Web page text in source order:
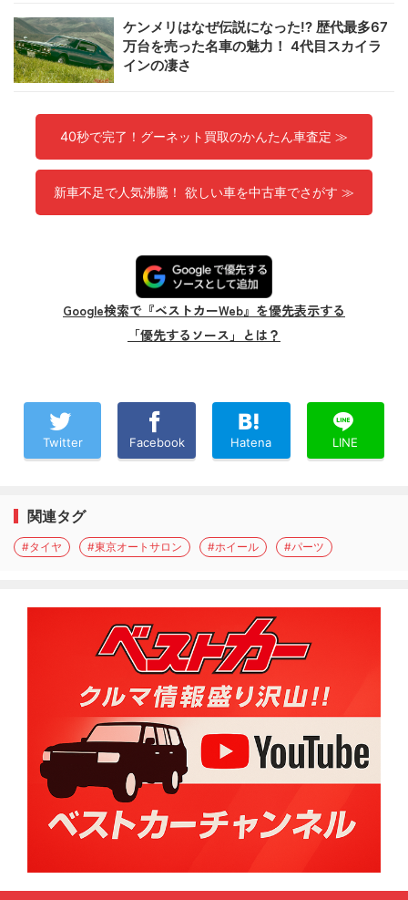
ケンメリはなぜ伝説になった!? 歴代最多67
万台を売った名車の魅力！ 4代目スカイラ
インの凄さ
40秒で完了！グーネット買取のかんたん車査定 ≫
新車不足で人気沸騰！ 欲しい車を中古車でさがす ≫
Google検索で『ベストカーWeb』を優先表示する
「優先するソース」とは？
Twitter Facebook Hatena LINE
関連タグ
#タイヤ #東京オートサロン #ホイール #パーツ